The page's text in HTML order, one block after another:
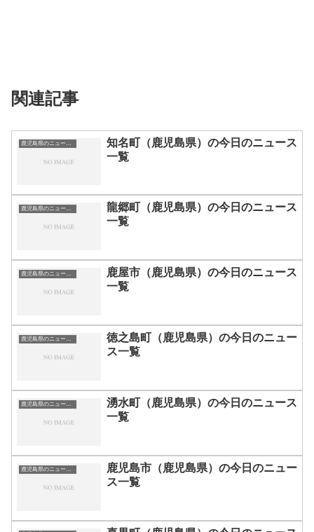
関連記事
鹿児島県のニュース一覧
知名町（鹿児島県）の今日のニュース
一覧
鹿児島県のニュース一覧
龍郷町（鹿児島県）の今日のニュース
一覧
鹿児島県のニュース一覧
鹿屋市（鹿児島県）の今日のニュース
一覧
鹿児島県のニュース一覧
徳之島町（鹿児島県）の今日のニュー
ス一覧
鹿児島県のニュース一覧
湧水町（鹿児島県）の今日のニュース
一覧
鹿児島県のニュース一覧
鹿児島市（鹿児島県）の今日のニュー
ス一覧